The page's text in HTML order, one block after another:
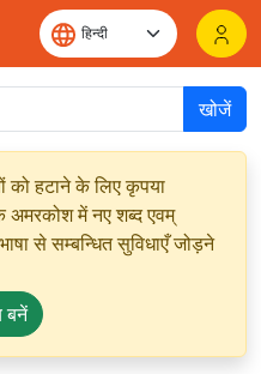
खोजें
को हटाने के लिए कृपया
में नए शब्द एवम्
से सम्बन्धित सुविधाएँ जोड़ने
बनें